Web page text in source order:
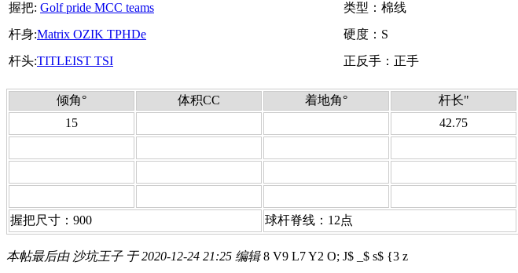
握把: Golf pride MCC teams 类型：棉线
杆身:Matrix OZIK TPHDe 硬度：S
杆头:TITLEIST TSI 正反手：正手
倾角° 体积CC 着地角° 杆长"
15
42.75
握把尺寸：900 球杆脊线：12点
本帖最后由 沙坑王子 于 2020-12-24 21:25 编辑8 V9 L7 Y2 O; J$ _$ s$ {3 z